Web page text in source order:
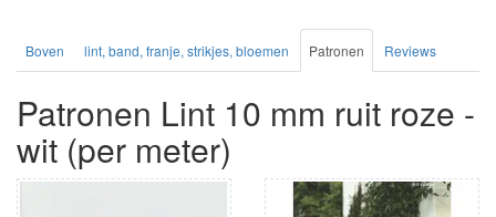
Boven lint, band, franje, strikjes, bloemen Patronen Reviews
Patronen Lint 10 mm ruit roze -
wit (per meter)